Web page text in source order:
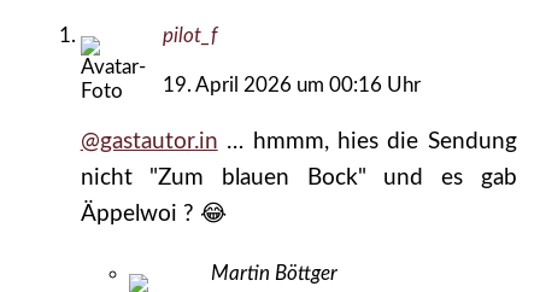
pilot_f
19. April 2026 um 00:16 Uhr
@gastautor.in … hmmm, hies die Sendung
nicht "Zum blauen Bock" und es gab
Äppelwoi ? 😂
Martin Böttger